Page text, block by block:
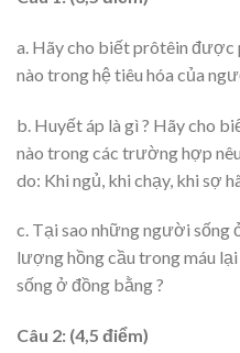
a. Hãy cho biết prôtêin được
nào trong hệ tiêu hóa của
b. Huyết áp là gì ? Hãy cho
nào trong các trường hợp
do: Khi ngủ, khi chạy, khi sợ
c. Tại sao những người sống
lượng hồng cầu trong máu
sống ở đồng bằng ?
Câu 2: (4,5 điểm)